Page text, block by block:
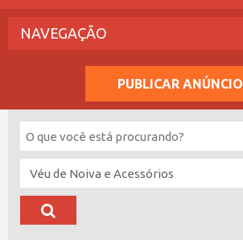
NAVEGAÇÃO
PUBLICAR ANÚNCIO